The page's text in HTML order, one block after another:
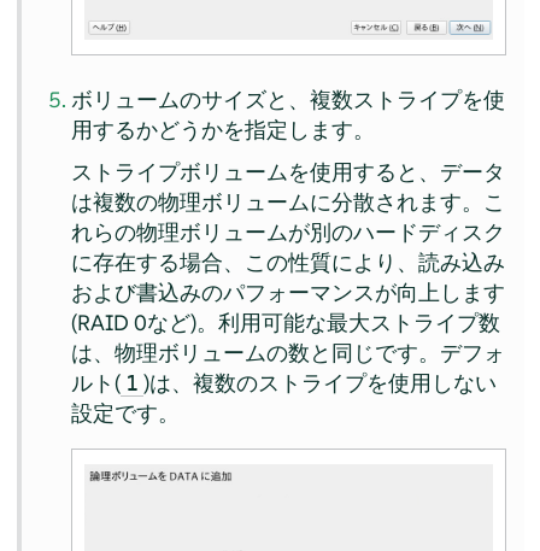
ボリュームのサイズと、複数ストライプを使
用するかどうかを指定します。
ストライプボリュームを使用すると、データ
は複数の物理ボリュームに分散されます。こ
れらの物理ボリュームが別のハードディスク
に存在する場合、この性質により、読み込み
および書込みのパフォーマンスが向上します
(RAID 0など)。利用可能な最大ストライプ数
は、物理ボリュームの数と同じです。デフォ
ルト( 1 )は、複数のストライプを使用しない
設定です。